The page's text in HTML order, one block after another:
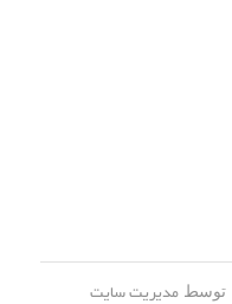
توسطمدیریت سایت